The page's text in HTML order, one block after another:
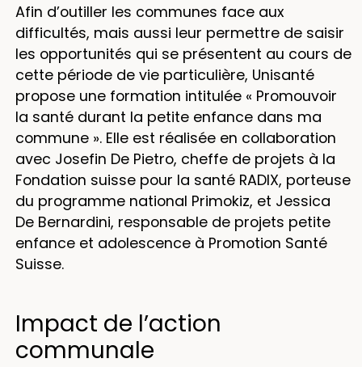
Afin d’outiller les communes face aux
difficultés, mais aussi leur permettre de saisir
les opportunités qui se présentent au cours de
cette période de vie particulière, Unisanté
propose une formation intitulée « Promouvoir
la santé durant la petite enfance dans ma
commune ». Elle est réalisée en collaboration
avec Josefin De Pietro, cheffe de projets à la
Fondation suisse pour la santé RADIX, porteuse
du programme national Primokiz, et Jessica
De Bernardini, responsable de projets petite
enfance et adolescence à Promotion Santé
Suisse.
Impact de l’action
communale